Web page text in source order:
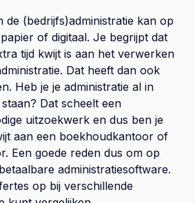
de (bedrijfs)administratie kan op
of digitaal. Je begrijpt dat
tijd kwijt is aan het verwerken
Dat heeft dan ook
Heb je je administratie al in
Dat scheelt een
uitzoekwerk en dus ben je
aan een boekhoudkantoor of
Een goede reden dus om op
administratiesoftware.
op bij verschillende